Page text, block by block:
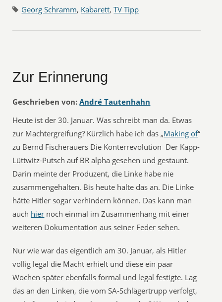
Georg Schramm, Kabarett,TV Tipp
Zur Erinnerung
Geschrieben von: André Tautenhahn
Heute ist der 30. Januar. Was schreibt man da. Etwas
zur Machtergreifung? Kürzlich habe ich das „Making of“
zu Bernd Fischerauers Die Konterrevolution  Der Kapp-
Lüttwitz-Putsch auf BR alpha gesehen und gestaunt.
Darin meinte der Produzent, die Linke habe nie
zusammengehalten. Bis heute halte das an. Die Linke
hätte Hitler sogar verhindern können. Das kann man
auch hier noch einmal im Zusammenhang mit einer
weiteren Dokumentation aus seiner Feder sehen.
Nur wie war das eigentlich am 30. Januar, als Hitler
völlig legal die Macht erhielt und diese ein paar
Wochen später ebenfalls formal und legal festigte. Lag
das an den Linken, die vom SA-Schlägertrupp verfolgt,